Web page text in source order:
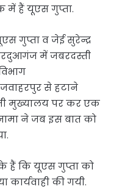
में हैं यूएस गुप्ता.
गुप्ता व जेई सुरेन्द्र
में जबरदस्ती
जवाहरपुर से हटाने
मुख्यालय पर कर एक
ने जब इस बात को
हैं कि यूएस गुप्ता को
की गयी.